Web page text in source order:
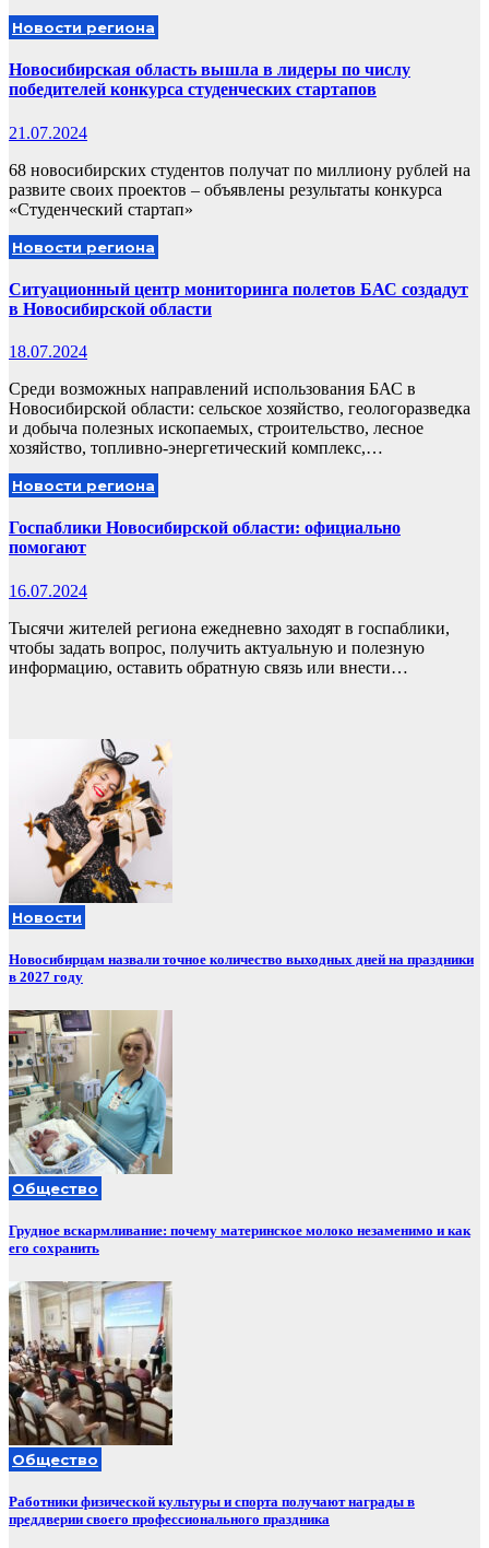
Новости региона
Новосибирская область вышла в лидеры по числу
победителей конкурса студенческих стартапов
21.07.2024
68 новосибирских студентов получат по миллиону рублей на
развите своих проектов – объявлены результаты конкурса
«Студенческий стартап»
Новости региона
Ситуационный центр мониторинга полетов БАС создадут
в Новосибирской области
18.07.2024
Среди возможных направлений использования БАС в
Новосибирской области: сельское хозяйство, геологоразведка
и добыча полезных ископаемых, строительство, лесное
хозяйство, топливно-энергетический комплекс,…
Новости региона
Госпаблики Новосибирской области: официально
помогают
16.07.2024
Тысячи жителей региона ежедневно заходят в госпаблики,
чтобы задать вопрос, получить актуальную и полезную
информацию, оставить обратную связь или внести…
Новости
Новосибирцам назвали точное количество выходных дней на праздники
в 2027 году
Общество
Грудное вскармливание: почему материнское молоко незаменимо и как
его сохранить
Общество
Работники физической культуры и спорта получают награды в
преддверии своего профессионального праздника